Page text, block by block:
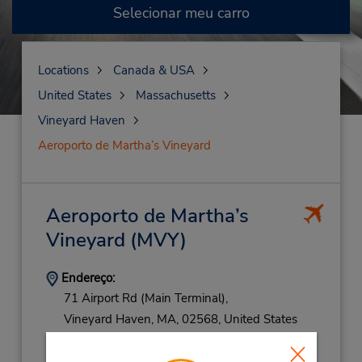
Selecionar meu carro
Locations
Canada & USA
United States
Massachusetts
Vineyard Haven
Aeroporto de Martha’s Vineyard
Aeroporto de Martha’s
Vineyard (MVY)
Endereço:
71 Airport Rd (Main Terminal),
Vineyard Haven, MA, 02568, United States